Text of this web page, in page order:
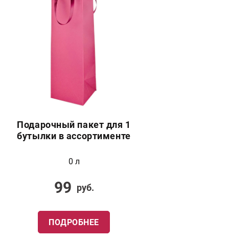
Подарочный пакет для 1
бутылки в ассортименте
0 л
99 руб.
ПОДРОБНЕЕ